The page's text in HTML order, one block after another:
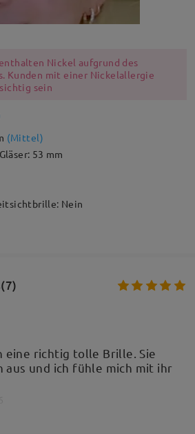
Nickel aufgrund des
Kunden mit einer Nickelallergie
sein
(Mittel)
53 mm
Nein
eine richtig tolle Brille. Sie
aus und ich fühle mich mit ihr